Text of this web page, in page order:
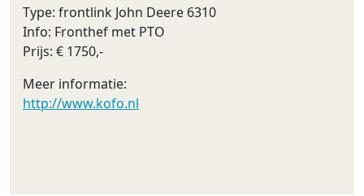
Type: frontlink John Deere 6310
Info: Fronthef met PTO
Prijs: € 1750,-
Meer informatie:
http://www.kofo.nl